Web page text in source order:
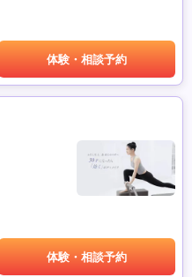
体験・相談予約
体験・相談予約